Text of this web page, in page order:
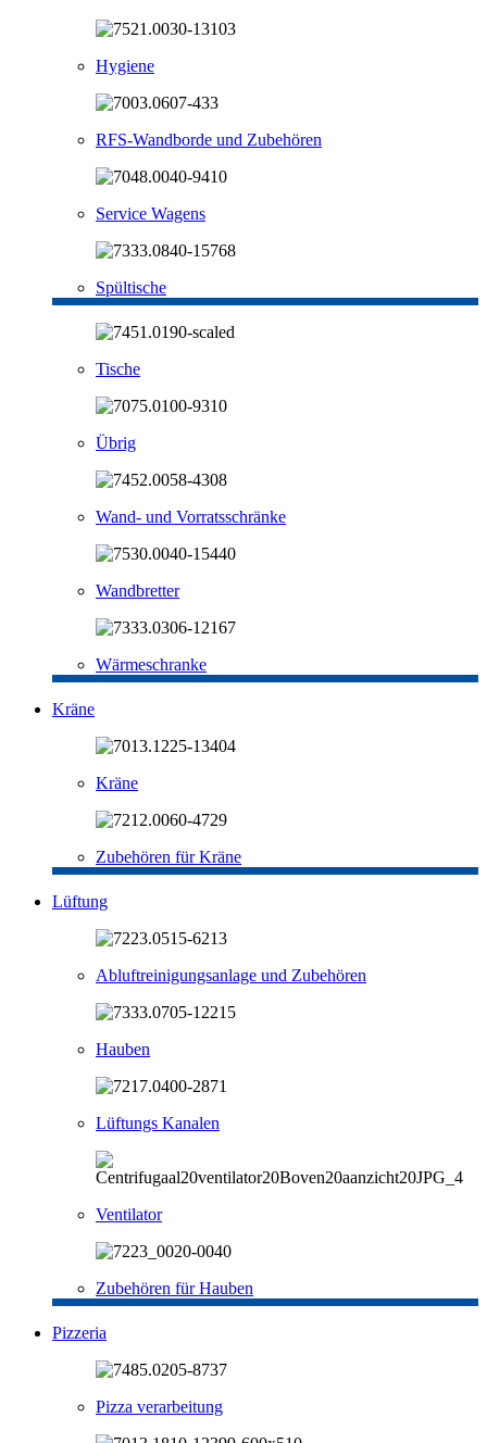
Hygiene
RFS-Wandborde und Zubehören
Service Wagens
Spültische
Tische
Übrig
Wand- und Vorratsschränke
Wandbretter
Wärmeschranke
Kräne
Kräne
Zubehören für Kräne
Lüftung
Abluftreinigungsanlage und Zubehören
Hauben
Lüftungs Kanalen
Ventilator
Zubehören für Hauben
Pizzeria
Pizza verarbeitung